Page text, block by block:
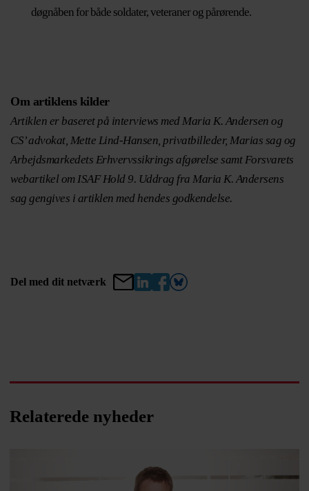
døgnåben for både soldater, veteraner og pårørende.
Om artiklens kilder
Artiklen er baseret på interviews med Maria K. Andersen og
CS’ advokat, Mette Lind-Hansen, privatbilleder, Marias sag og
Arbejdsmarkedets Erhvervssikrings afgørelse samt Forsvarets
webartikel om ISAF Hold 9. Uddrag fra Maria K. Andersens
sag gengives i artiklen med hendes godkendelse.
Del med dit netværk
Relaterede nyheder